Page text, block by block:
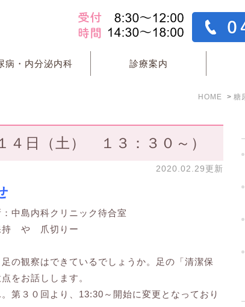
病・内分泌内科 診療案内
HOME
日（土） １３：３０～）
2020.02.29更新
島内科クリニック待合室
持 や 爪切りー
の観察はできているでしょうか。足の「清潔保
をお話しします。
第３０回より、13:30～開始に変更となっており